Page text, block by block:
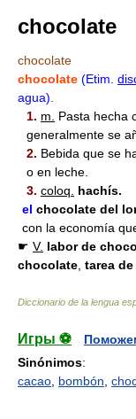
chocolate
chocolate
chocolate (Etim.
agua).
1. m.
Pasta hecha
generalmente se
2. Bebida que se
o en leche.
3. coloq.
hachís.
el chocolate del
con la economía
☛ V. labor de
chocolate tarea de
Diccionario de la lengua
Игры ⚽
Sinónimos:
cacao bombón